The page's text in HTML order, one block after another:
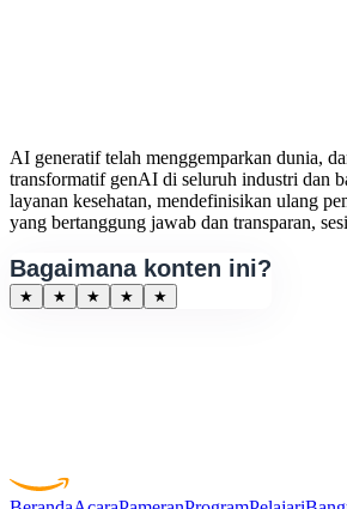
AI generatif telah menggemparkan dunia,
transformatif genAI di seluruh industri dan
layanan kesehatan, mendefinisikan ulang
yang bertanggung jawab dan transparan,
Bagaimana konten ini?
★ ★ ★ ★ ★